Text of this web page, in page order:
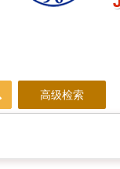
高级检索